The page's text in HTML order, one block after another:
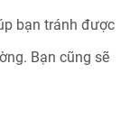
bạn tránh được
Bạn cũng sẽ